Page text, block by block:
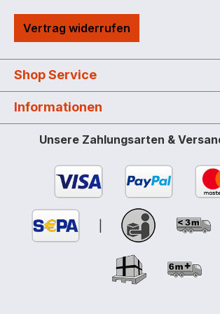
Stahlgitterrost Optional mit
Arretierungsnocken
Vertrag widerrufen
Shop Service
Informationen
Unsere Zahlungsarten &